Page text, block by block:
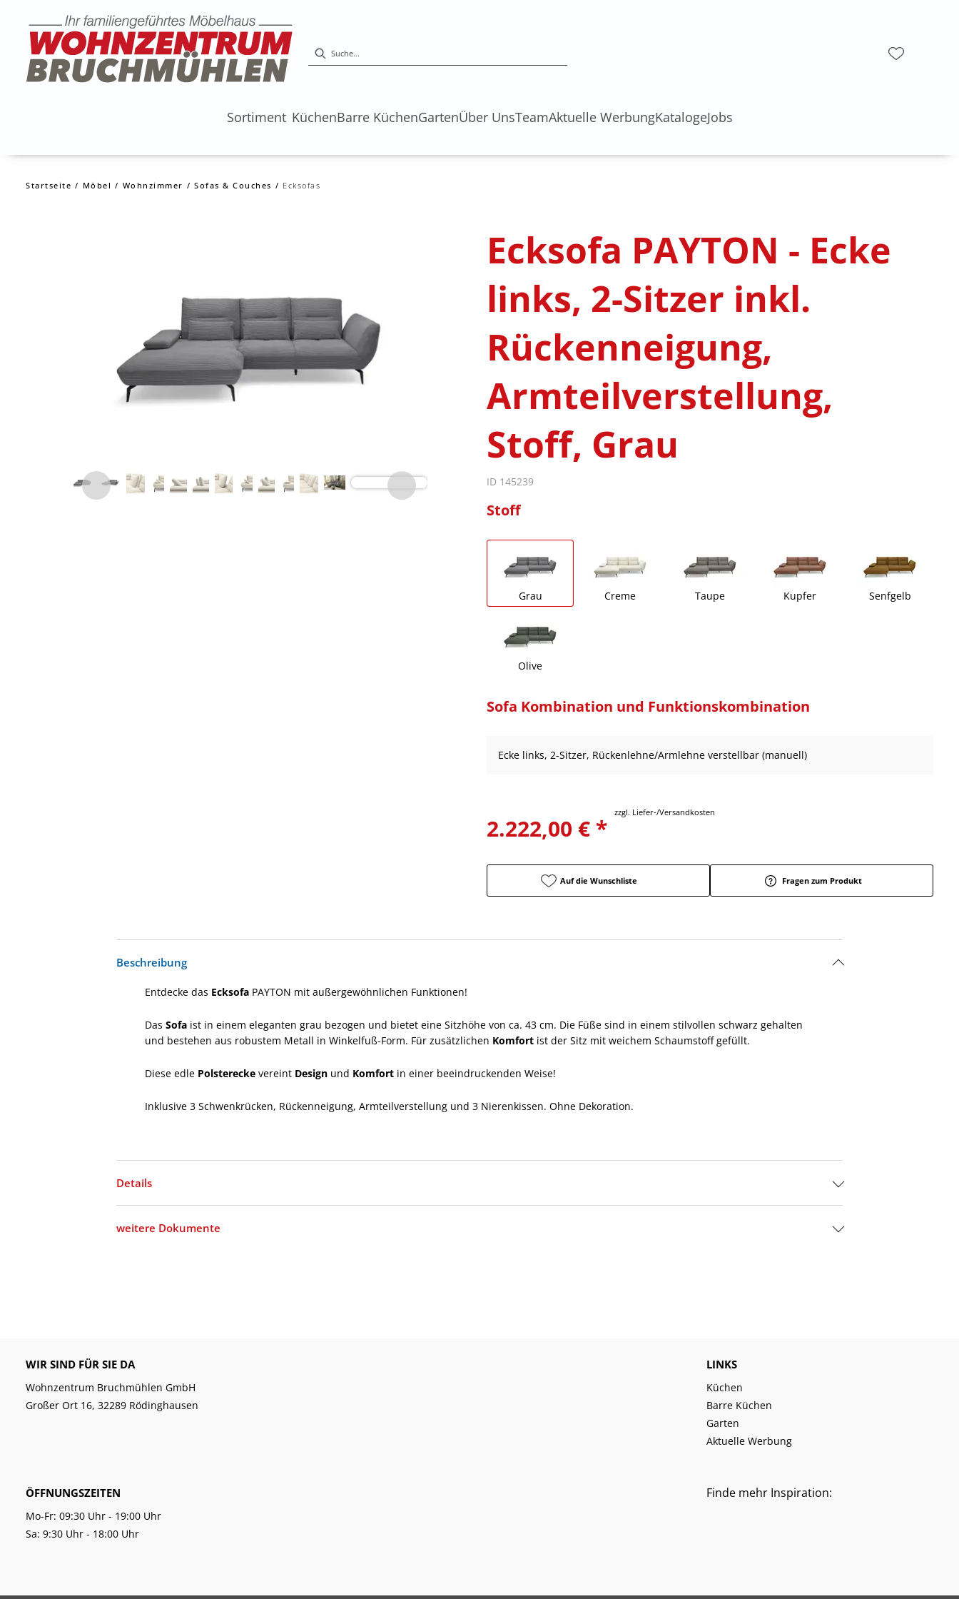
Sortiment KüchenBarre KüchenGartenÜber UnsTeamAktuelle WerbungKatalogeJobs
Startseite Möbel Wohnzimmer Sofas & Couches Ecksofas
Ecksofa PAYTON - Ecke
links, 2-Sitzer inkl.
Rückenneigung,
Armteilverstellung,
Stoff, Grau
ID 145239
Stoff
Grau Creme Taupe Kupfer Senfgelb
Olive
Sofa Kombination und Funktionskombination
Ecke links, 2-Sitzer, Rückenlehne/Armlehne verstellbar (manuell)
2.222,00 € *
zzgl. Liefer-/Versandkosten
Auf die Wunschliste Fragen zum Produkt
Beschreibung
Entdecke das Ecksofa PAYTON mit außergewöhnlichen Funktionen!
DasSofa ist in einem eleganten grau bezogen und bietet eine Sitzhöhe von ca. 43 cm. Die Füße sind in einem stilvollen schwarz gehalten
und bestehen aus robustem Metall in Winkelfuß-Form. Für zusätzlichen Komfort ist der Sitz mit weichem Schaumstoff gefüllt.
Diese edle Polstereckevereint Design und Komfort in einer beeindruckenden Weise!
Inklusive 3 Schwenkrücken, Rückenneigung, Armteilverstellung und 3 Nierenkissen. Ohne Dekoration.
Details
weitere Dokumente
WIR SIND FÜR SIE DA
Wohnzentrum Bruchmühlen GmbH
Großer Ort 16, 32289 Rödinghausen
LINKS
Küchen
Barre Küchen
Garten
Aktuelle Werbung
ÖFFNUNGSZEITEN
Mo-Fr: 09:30 Uhr - 19:00 Uhr
Sa: 9:30 Uhr - 18:00 Uhr
Finde mehr Inspiration: